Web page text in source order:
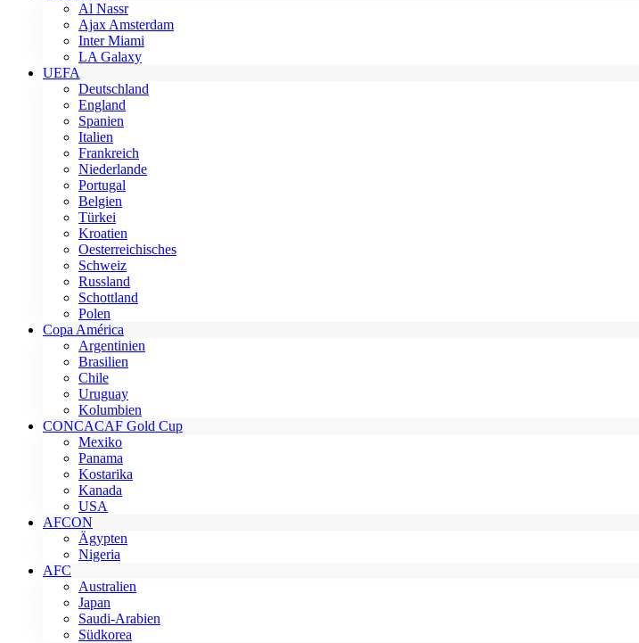
Al Nassr
Ajax Amsterdam
Inter Miami
LA Galaxy
UEFA
Deutschland
England
Spanien
Italien
Frankreich
Niederlande
Portugal
Belgien
Türkei
Kroatien
Oesterreichisches
Schweiz
Russland
Schottland
Polen
Copa América
Argentinien
Brasilien
Chile
Uruguay
Kolumbien
CONCACAF Gold Cup
Mexiko
Panama
Kostarika
Kanada
USA
AFCON
Ägypten
Nigeria
AFC
Australien
Japan
Saudi-Arabien
Südkorea